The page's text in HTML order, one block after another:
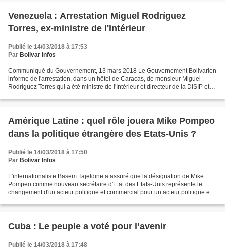
Venezuela : Arrestation Miguel Rodríguez
Torres, ex-ministre de l'Intérieur
Publié le 14/03/2018 à 17:53
Par Bolivar Infos
Communiqué du Gouvernement, 13 mars 2018 Le Gouvernement Bolivarien
informe de l'arrestation, dans un hôtel de Caracas, de monsieur Miguel
Rodríguez Torres qui a été ministre de l'Intérieur et directeur de la DISIP et
Amérique Latine : quel rôle jouera Mike Pompeo
dans la politique étrangère des Etats-Unis ?
Publié le 14/03/2018 à 17:50
Par Bolivar Infos
L'internationaliste Basem Tajeldine a assuré que la désignation de Mike
Pompeo comme nouveau secrétaire d'Etat des Etats-Unis représente le
changement d'un acteur politique et commercial pour un acteur politique et
Cuba : Le peuple a voté pour l’avenir
Publié le 14/03/2018 à 17:48